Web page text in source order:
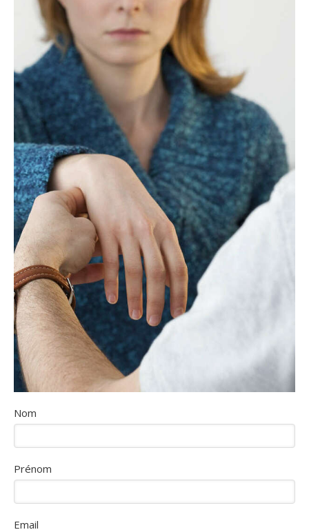
Nom
Prénom
Email